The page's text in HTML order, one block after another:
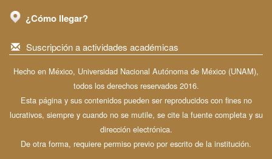
¿Cómo llegar?
Suscripción a actividades académicas
Hecho en México, Universidad Nacional Autónoma de México (UNAM),
todos los derechos reservados 2016.
Esta página y sus contenidos pueden ser reproducidos con fines no
lucrativos, siempre y cuando no se mutile, se cite la fuente completa y su
dirección electrónica.
De otra forma, requiere permiso previo por escrito de la institución.